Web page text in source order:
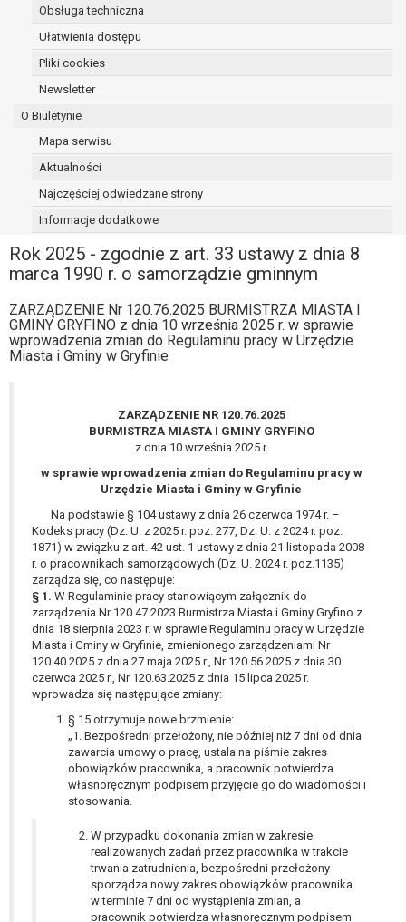
Obsługa techniczna
Ułatwienia dostępu
Pliki cookies
Newsletter
O Biuletynie
Mapa serwisu
Aktualności
Najczęściej odwiedzane strony
Informacje dodatkowe
Rok 2025 - zgodnie z art. 33 ustawy z dnia 8
marca 1990 r. o samorządzie gminnym
ZARZĄDZENIE Nr 120.76.2025 BURMISTRZA MIASTA I
GMINY GRYFINO z dnia 10 września 2025 r. w sprawie
wprowadzenia zmian do Regulaminu pracy w Urzędzie
Miasta i Gminy w Gryfinie
ZARZĄDZENIE NR 120.76.2025
BURMISTRZA MIASTA I GMINY GRYFINO
z dnia 10 września 2025 r.
w sprawie wprowadzenia zmian do Regulaminu pracy w
Urzędzie Miasta i Gminy w Gryfinie
Na podstawie § 104 ustawy z dnia 26 czerwca 1974 r. –
Kodeks pracy (Dz. U. z 2025 r. poz. 277, Dz. U. z 2024 r. poz.
1871) w związku z art. 42 ust. 1 ustawy z dnia 21 listopada 2008
r. o pracownikach samorządowych (Dz. U. 2024 r. poz.1135)
zarządza się, co następuje:
§ 1. W Regulaminie pracy stanowiącym załącznik do
zarządzenia Nr 120.47.2023 Burmistrza Miasta i Gminy Gryfino z
dnia 18 sierpnia 2023 r. w sprawie Regulaminu pracy w Urzędzie
Miasta i Gminy w Gryfinie, zmienionego zarządzeniami Nr
120.40.2025 z dnia 27 maja 2025 r., Nr 120.56.2025 z dnia 30
czerwca 2025 r., Nr 120.63.2025 z dnia 15 lipca 2025 r.
wprowadza się następujące zmiany:
§ 15 otrzymuje nowe brzmienie:
„1. Bezpośredni przełożony, nie później niż 7 dni od dnia
zawarcia umowy o pracę, ustala na piśmie zakres
obowiązków pracownika, a pracownik potwierdza
własnoręcznym podpisem przyjęcie go do wiadomości i
stosowania.
W przypadku dokonania zmian w zakresie
realizowanych zadań przez pracownika w trakcie
trwania zatrudnienia, bezpośredni przełożony
sporządza nowy zakres obowiązków pracownika
w terminie 7 dni od wystąpienia zmian, a
pracownik potwierdza własnoręcznym podpisem
osoba, której dane dotyczą, wniosła
sprzeciw wobec przetwarzania
danych - do czasu ustalenia czy
prawnie uzasadnione podstawy po
podstawie art. 20 RODO, w przypadku gdy
przetwarzanie danych odbywa się na
której dane dotyczą lub na podstawie
zgody wyrażonej przez tą osobę,
przetwarzanie odbywa się w sposób
prawo sprzeciwu wobec przetwarzania
danych na podstawie art. 21 RODO, wobec
przetwarzania danych osobowych, którego
wykonania zadania realizowanego w
interesie publicznym lub w ramach
sprawowania władzy publicznej
powierzonej administratorowi bądź
niezbędność przetwarzania do celów
wynikających z prawnie
uzasadnionych interesów
realizowanych przez administratora
lub przez stronę trzecią.
Z przyczyn związanych z Pani/Pana
szczególną sytuacją. W razie wniesienia
sprzeciwu, administrator nie może już
przetwarzać tych danych osobowych, chyba
że wykaże on istnienie ważnych prawnie
uzasadnionych podstaw do przetwarzania,
nadrzędnych wobec interesów, praw i
wolności osoby, której dane dotyczą, lub
podstaw do ustalenia, dochodzenia lub
obrony roszczeń.
osobowych odbywa się na podstawie zgody osoby
na przetwarzanie danych osobowych (art. 6 ust. 1
lit a RODO), przysługuje Pani/Panu prawo do
cofnięcia tej zgody w dowolnym momencie.